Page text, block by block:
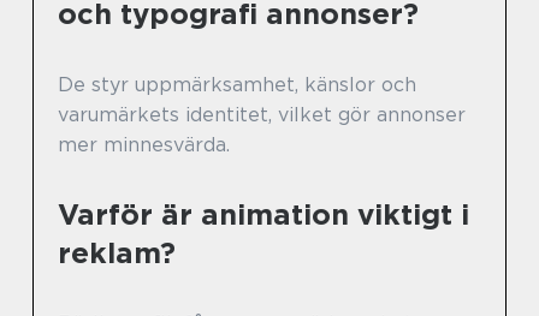
och typografi annonser?
De styr uppmärksamhet, känslor och
varumärkets identitet, vilket gör annonser
mer minnesvärda.
Varför är animation viktigt i
reklam?